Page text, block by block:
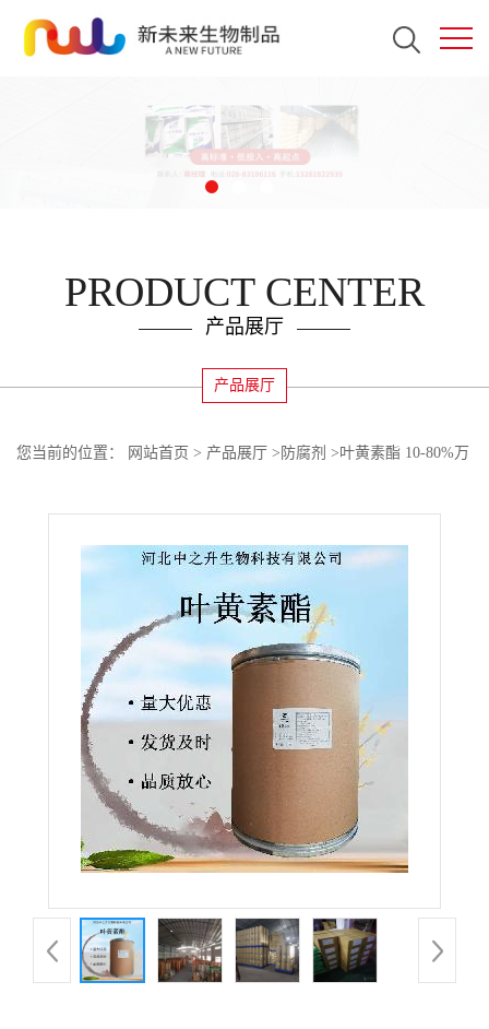
PRODUCT CENTER
产品展厅
产品展厅
您当前的位置： 网站首页 > 产品展厅 > 防腐剂 >叶黄素酯 10-80%万